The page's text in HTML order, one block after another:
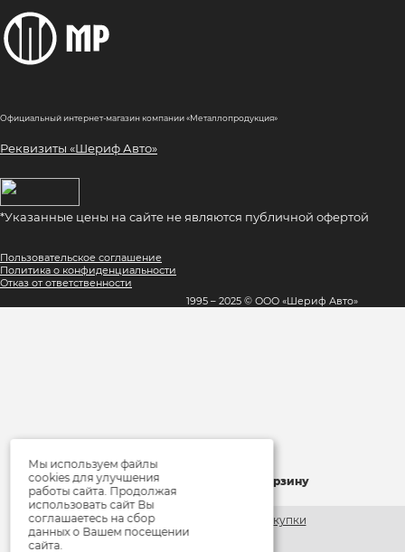
Официальный интернет-магазин компании «Металлопродукция»
Реквизиты «Шериф Авто»
*Указанные цены на сайте не являются публичной офертой
Пользовательское соглашение
Политика о конфиденциальности
Отказ от ответственности
1995 – 2025 © ООО «Шериф Авто»
Мы используем файлы
cookies для улучшения
работы сайта. Продолжая
использовать сайт Вы
соглашаетесь на сбор
данных о Вашем посещении
сайта.
×
Товар добавлен в корзину
Продолжить покупки